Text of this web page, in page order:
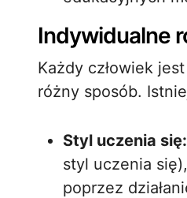
Indywidualne
Każdy człowiek
różny sposób.
Styl uczenia się:
styl uczenia
poprzez